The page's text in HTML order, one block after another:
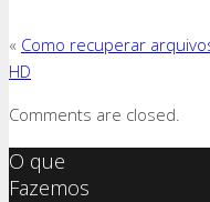
« Como recuperar
HD
Comments are closed.
O que
Fazemos